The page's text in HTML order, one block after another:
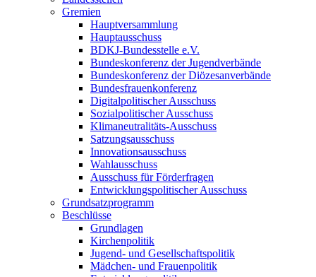
Gremien
Hauptversammlung
Hauptausschuss
BDKJ-Bundesstelle e.V.
Bundeskonferenz der Jugendverbände
Bundeskonferenz der Diözesanverbände
Bundesfrauenkonferenz
Digitalpolitischer Ausschuss
Sozialpolitischer Ausschuss
Klimaneutralitäts-Ausschuss
Satzungsausschuss
Innovationsausschuss
Wahlausschuss
Ausschuss für Förderfragen
Entwicklungspolitischer Ausschuss
Grundsatzprogramm
Beschlüsse
Grundlagen
Kirchenpolitik
Jugend- und Gesellschaftspolitik
Mädchen- und Frauenpolitik